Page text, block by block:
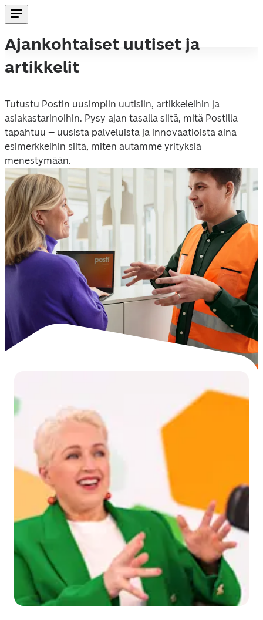
Ajankohtaiset uutiset ja
artikkelit
Tutustu Postin uusimpiin uutisiin, artikkeleihin ja
asiakastarinoihin. Pysy ajan tasalla siitä, mitä Postilla
tapahtuu – uusista palveluista ja innovaatioista aina
esimerkkeihin siitä, miten autamme yrityksiä
menestymään.